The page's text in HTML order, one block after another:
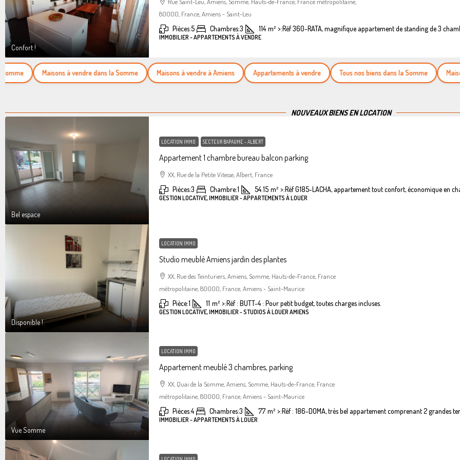
Confort !
80000, France, Amiens - Saint-Leu
Pièces:5 Chambres:3 114 m² >:Réf 360-RATA, magnifique appartement de standing de 3
IMMOBILIER - APPARTEMENTS À VENDRE
Maisons à vendre dans la Somme Maisons à vendre à Amiens Appartements à vendre Tous nos biens dans la Somme Maisons
NOUVEAUX BIENS EN LOCATION
Bel espace
LOCATION IMMO SECTEUR BAPAUME - ALBERT
Appartement 1 chambre bureau balcon parking
XX, Rue de la Petite Vitesse, Albert, France
Pièces:3 Chambre:1 54.15 m² >:Réf G185-LACHA, appartement tout confort, économique en
GESTION LOCATIVE, IMMOBILIER - APPARTEMENTS À LOUER
Disponible !
LOCATION IMMO
Studio meublé Amiens jardin des plantes
XX, Rue des Teinturiers, Amiens, Somme, Hauts-de-France, France
métropolitaine, 80000, France, Amiens - Saint-Maurice
Pièce:1 11 m² >:Réf : BUTT-4 : Pour petit budget, toutes charges incluses.
GESTION LOCATIVE, IMMOBILIER - STUDIOS À LOUER AMIENS
Vue Somme
LOCATION IMMO
Appartement meublé 3 chambres, parking
XX, Quai de la Somme, Amiens, Somme, Hauts-de-France, France
métropolitaine, 80000, France, Amiens - Saint-Maurice
Pièces:4 Chambres:3 77 m² >:Réf : 186-DOMA, très bel appartement comprenant 2 grandes
IMMOBILIER - APPARTEMENTS À LOUER